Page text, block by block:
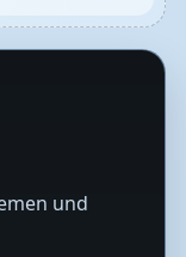
und